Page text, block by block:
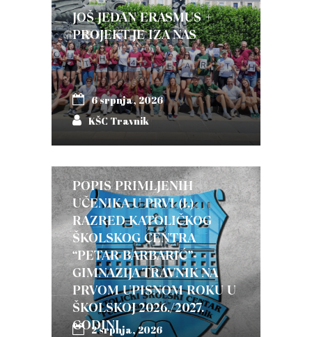
JOŠ JEDAN ERASMUS +
PROJEKT JE IZA NAS
6 srpnja, 2026
KŠC Travnik
POPIS PRIMLJENIH
UČENIKA U PRVI (I.)
RAZRED KATOLIČKOG
ŠKOLSKOG CENTRA
“PETAR BARBARIĆ”-
GIMNAZIJA TRAVNIK NA
PRVOM UPISNOM ROKU U
ŠKOLSKOJ 2026./2027.
GODINI
2 srpnja, 2026